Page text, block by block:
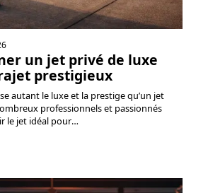
un jet privé de luxe
prestigieux
autant le luxe et la prestige qu’un jet
professionnels et passionnés
le jet idéal pour…